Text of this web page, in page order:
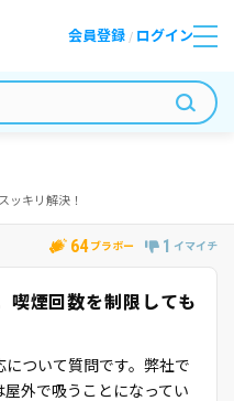
会員登録 / ログイン
ッキリ解決！
64 ブラボー 1 イマイチ
喫煙回数を制限しても
ついて質問です。弊社で
外で吸うことになってい